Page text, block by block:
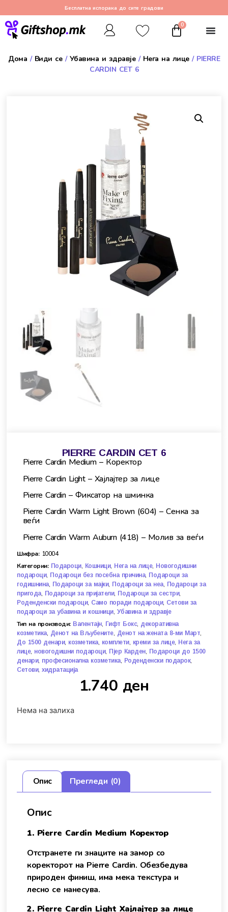
Бесплатна испорака до сите градови
0
Дома / Види се/ Убавина и здравје/ Нега на лице/ PIERRE
CARDIN СЕТ 6
PIERRE CARDIN СЕТ 6
Pierre Cardin Medium – Коректор
Pierre Cardin Light – Хајлајтер за лице
Pierre Cardin – Фиксатор на шминка
Pierre Cardin Warm Light Brown (604) – Сенка за
веѓи
Pierre Cardin Warm Auburn (418) – Молив за веѓи
Шифра: 10004
Категории: Подароци, Кошници, Нега на лице, Новогодишни
подароци, Подароци без посебна причина, Подароци за
годишнина, Подароци за мајки, Подароци за неа, Подароци за
пригода, Подароци за пријатели, Подароци за сестри,
Роденденски подароци, Само поради подароци, Сетови за
подароци за убавина и кошници, Убавина и здравје
Тип на производи: Валентајн, Гифт Бокс, декоративна
козметика, Денот на Вљубените, Денот на жената 8-ми Март,
До 1500 денари, козметика, комплети, креми за лице, Нега за
лице, новогодишни подароци, Пјер Карден, Подароци до 1500
денари, професионална козметика, Роденденски подарок,
Сетови,хидратација
1.740 ден
Нема на залиха
Опис Прегледи (0)
Опис
1. Pierre Cardin Medium Коректор
Отстранете ги знаците на замор со
коректорот на Pierre Cardin. Обезбедува
природен финиш, има мека текстура и
лесно се нанесува.
2. Pierre Cardin Light Хајлајтер за лице